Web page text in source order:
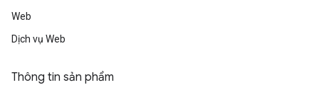
Web
Dịch vụ Web
Thông tin sản phẩm